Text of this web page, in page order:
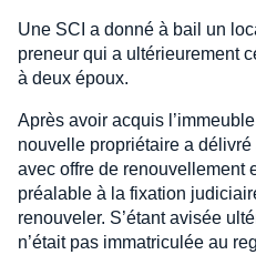
Une SCI a donné à bail un
preneur qui a ultérieurement
à deux époux.
Après avoir acquis
nouvelle propriétaire a
avec offre de renouvellement
préalable à la fixation
renouveler. S’étant avisée
n’était pas immatriculée au